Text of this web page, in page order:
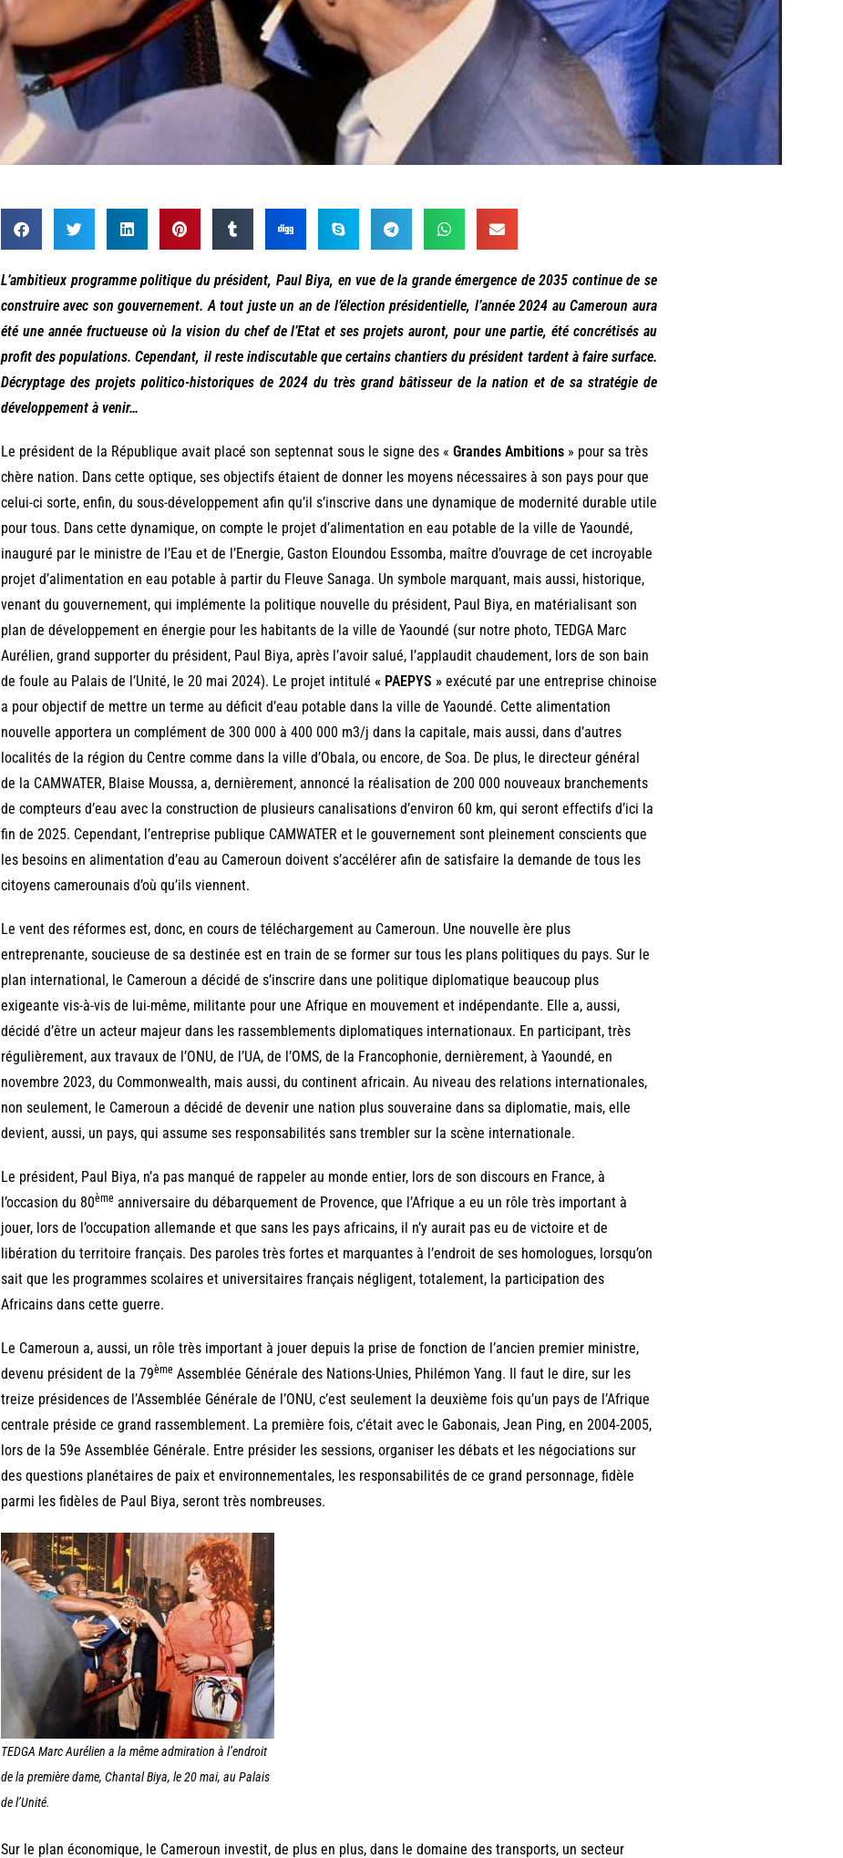
L’ambitieux programme politique du président, Paul Biya, en vue de la grande émergence de 2035 continue de se
construire avec son gouvernement. A tout juste un an de l’élection présidentielle, l’année 2024 au Cameroun aura
été une année fructueuse où la vision du chef de l’Etat et ses projets auront, pour une partie, été concrétisés au
profit des populations. Cependant, il reste indiscutable que certains chantiers du président tardent à faire surface.
Décryptage des projets politico-historiques de 2024 du très grand bâtisseur de la nation et de sa stratégie de
développement à venir…
Le président de la République avait placé son septennat sous le signe des « Grandes Ambitions» pour sa très
chère nation. Dans cette optique, ses objectifs étaient de donner les moyens nécessaires à son pays pour que
celui-ci sorte, enfin, du sous-développement afin qu’il s’inscrive dans une dynamique de modernité durable utile
pour tous. Dans cette dynamique, on compte le projet d’alimentation en eau potable de la ville de Yaoundé,
inauguré par le ministre de l’Eau et de l’Energie, Gaston Eloundou Essomba, maître d’ouvrage de cet incroyable
projet d’alimentation en eau potable à partir du Fleuve Sanaga. Un symbole marquant, mais aussi, historique,
venant du gouvernement, qui implémente la politique nouvelle du président, Paul Biya, en matérialisant son
plan de développement en énergie pour les habitants de la ville de Yaoundé (sur notre photo, TEDGA Marc
Aurélien, grand supporter du président, Paul Biya, après l’avoir salué, l’applaudit chaudement, lors de son bain
de foule au Palais de l’Unité, le 20 mai 2024). Le projet intitulé « PAEPYS »exécuté par une entreprise chinoise
a pour objectif de mettre un terme au déficit d’eau potable dans la ville de Yaoundé. Cette alimentation
nouvelle apportera un complément de 300 000 à 400 000 m3/j dans la capitale, mais aussi, dans d’autres
localités de la région du Centre comme dans la ville d’Obala, ou encore, de Soa. De plus, le directeur général
de la CAMWATER, Blaise Moussa, a, dernièrement, annoncé la réalisation de 200 000 nouveaux branchements
de compteurs d’eau avec la construction de plusieurs canalisations d’environ 60 km, qui seront effectifs d’ici la
fin de 2025. Cependant, l’entreprise publique CAMWATER et le gouvernement sont pleinement conscients que
les besoins en alimentation d’eau au Cameroun doivent s’accélérer afin de satisfaire la demande de tous les
citoyens camerounais d’où qu’ils viennent.
Le vent des réformes est, donc, en cours de téléchargement au Cameroun. Une nouvelle ère plus
entreprenante, soucieuse de sa destinée est en train de se former sur tous les plans politiques du pays. Sur le
plan international, le Cameroun a décidé de s’inscrire dans une politique diplomatique beaucoup plus
exigeante vis-à-vis de lui-même, militante pour une Afrique en mouvement et indépendante. Elle a, aussi,
décidé d’être un acteur majeur dans les rassemblements diplomatiques internationaux. En participant, très
régulièrement, aux travaux de l’ONU, de l’UA, de l’OMS, de la Francophonie, dernièrement, à Yaoundé, en
novembre 2023, du Commonwealth, mais aussi, du continent africain. Au niveau des relations internationales,
non seulement, le Cameroun a décidé de devenir une nation plus souveraine dans sa diplomatie, mais, elle
devient, aussi, un pays, qui assume ses responsabilités sans trembler sur la scène internationale.
Le président, Paul Biya, n’a pas manqué de rappeler au monde entier, lors de son discours en France, à
l’occasion du 80èmeanniversaire du débarquement de Provence, que l’Afrique a eu un rôle très important à
jouer, lors de l’occupation allemande et que sans les pays africains, il n’y aurait pas eu de victoire et de
libération du territoire français. Des paroles très fortes et marquantes à l’endroit de ses homologues, lorsqu’on
sait que les programmes scolaires et universitaires français négligent, totalement, la participation des
Africains dans cette guerre.
Le Cameroun a, aussi, un rôle très important à jouer depuis la prise de fonction de l’ancien premier ministre,
devenu président de la 79èmeAssemblée Générale des Nations-Unies, Philémon Yang. Il faut le dire, sur les
treize présidences de l’Assemblée Générale de l’ONU, c’est seulement la deuxième fois qu’un pays de l’Afrique
centrale préside ce grand rassemblement. La première fois, c’était avec le Gabonais, Jean Ping, en 2004-2005,
lors de la 59e Assemblée Générale. Entre présider les sessions, organiser les débats et les négociations sur
des questions planétaires de paix et environnementales, les responsabilités de ce grand personnage, fidèle
parmi les fidèles de Paul Biya, seront très nombreuses.
TEDGA Marc Aurélien a la même admiration à l’endroit
de la première dame, Chantal Biya, le 20 mai, au Palais
de l’Unité.
Sur le plan économique, le Cameroun investit, de plus en plus, dans le domaine des transports, un secteur